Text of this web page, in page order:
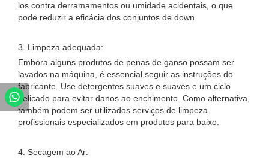
los contra derramamentos ou umidade acidentais, o que
pode reduzir a eficácia dos conjuntos de down.
3. Limpeza adequada:
Embora alguns produtos de penas de ganso possam ser
lavados na máquina, é essencial seguir as instruções do
fabricante. Use detergentes suaves e suaves e um ciclo
delicado para evitar danos ao enchimento. Como alternativa,
também podem ser utilizados serviços de limpeza
profissionais especializados em produtos para baixo.
4. Secagem ao Ar: